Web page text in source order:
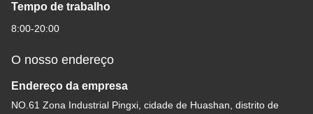
Tempo de trabalho
8:00-20:00
O nosso endereço
Endereço da empresa
NO.61 Zona Industrial Pingxi, cidade de Huashan, distrito de